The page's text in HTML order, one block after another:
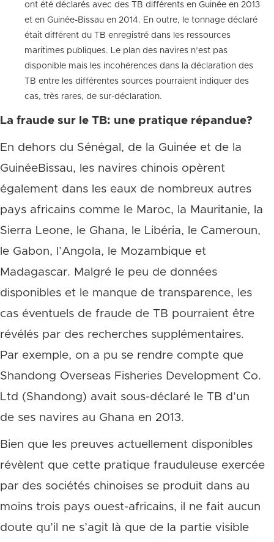
ont été déclarés avec des TB différents en Guinée en 2013
et en Guinée-Bissau en 2014. En outre, le tonnage déclaré
était différent du TB enregistré dans les ressources
maritimes publiques. Le plan des navires n’est pas
disponible mais les incohérences dans la déclaration des
TB entre les différentes sources pourraient indiquer des
cas, très rares, de sur-déclaration.
La fraude sur le TB: une pratique répandue?
En dehors du Sénégal, de la Guinée et de la
GuinéeBissau, les navires chinois opèrent
également dans les eaux de nombreux autres
pays africains comme le Maroc, la Mauritanie, la
Sierra Leone, le Ghana, le Libéria, le Cameroun,
le Gabon, l’Angola, le Mozambique et
Madagascar. Malgré le peu de données
disponibles et le manque de transparence, les
cas éventuels de fraude de TB pourraient être
révélés par des recherches supplémentaires.
Par exemple, on a pu se rendre compte que
Shandong Overseas Fisheries Development Co.
Ltd (Shandong) avait sous-déclaré le TB d’un
de ses navires au Ghana en 2013.
Bien que les preuves actuellement disponibles
révèlent que cette pratique frauduleuse exercée
par des sociétés chinoises se produit dans au
moins trois pays ouest-africains, il ne fait aucun
doute qu’il ne s’agit là que de la partie visible